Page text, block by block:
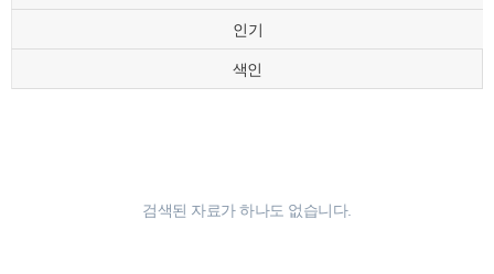
인기
색인
검색된 자료가 하나도 없습니다.